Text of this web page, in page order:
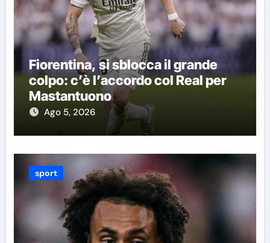
Fiorentina, si sblocca il grande
colpo: c’è l’accordo col Real per
Mastantuono
Ago 5, 2026
sport